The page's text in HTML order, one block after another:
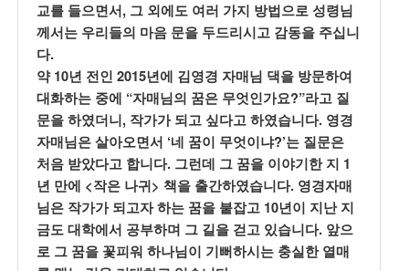
교를 들으면서 , 그 외에도 여러 가지 방법으로 성령님
께서는 우리들의 마음 문을 두드리시고 감동을 주십니
다.
약 10년 전인 2015년에 김영경 자매님 댁을 방문하여
대화하는 중에 “자매님의 꿈은 무엇인가요?”라고 질
문을 하였더니 , 작가가 되고 싶다고 하였습니다. 영경
자매님은 살아오면서 ‘네 꿈이 무엇이냐?’는 질문은
처음 받았다고 합니다. 그런데 그 꿈을 이야기한 지 1
년 만에 <작은 나귀 > 책을 출간하였습니다. 영경자매
님은 작가가 되고자 하는 꿈을 붙잡고 10년이 지난 지
금도 대학에서 공부하며 그 길을 걷고 있습니다. 앞으
로 그 꿈을 꽃피워 하나님이 기뻐하시는 충실한 열매